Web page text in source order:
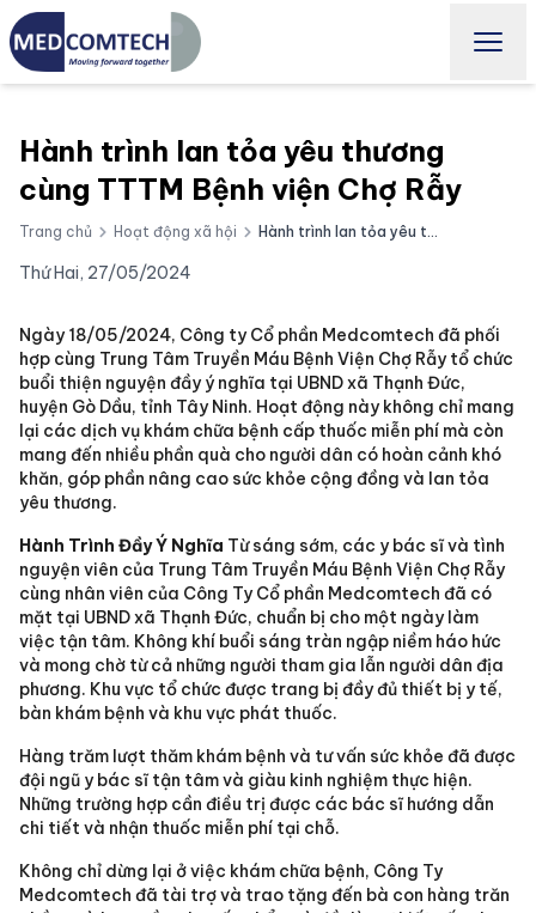
Hành trình lan tỏa yêu thương
cùng TTTM Bệnh viện Chợ Rẫy
Trang chủ Hoạt động xã hội Hành trình lan tỏa yêu thương cùng TTTM Bệnh viện Chợ Rẫy
Thứ Hai, 27/05/2024
Ngày 18/05/2024, Công ty Cổ phần Medcomtech đã phối
hợp cùng Trung Tâm Truyền Máu Bệnh Viện Chợ Rẫy tổ chức
buổi thiện nguyện đầy ý nghĩa tại UBND xã Thạnh Đức,
huyện Gò Dầu, tỉnh Tây Ninh. Hoạt động này không chỉ mang
lại các dịch vụ khám chữa bệnh cấp thuốc miễn phí mà còn
mang đến nhiều phần quà cho người dân có hoàn cảnh khó
khăn, góp phần nâng cao sức khỏe cộng đồng và lan tỏa
yêu thương.
Hành Trình Đầy Ý Nghĩa Từ sáng sớm, các y bác sĩ và tình
nguyện viên của Trung Tâm Truyền Máu Bệnh Viện Chợ Rẫy
cùng nhân viên của Công Ty Cổ phần Medcomtech đã có
mặt tại UBND xã Thạnh Đức, chuẩn bị cho một ngày làm
việc tận tâm. Không khí buổi sáng tràn ngập niềm háo hức
và mong chờ từ cả những người tham gia lẫn người dân địa
phương. Khu vực tổ chức được trang bị đầy đủ thiết bị y tế,
bàn khám bệnh và khu vực phát thuốc.
Hàng trăm lượt thăm khám bệnh và tư vấn sức khỏe đã được
đội ngũ y bác sĩ tận tâm và giàu kinh nghiệm thực hiện.
Những trường hợp cần điều trị được các bác sĩ hướng dẫn
chi tiết và nhận thuốc miễn phí tại chỗ.
Không chỉ dừng lại ở việc khám chữa bệnh, Công Ty
Medcomtech đã tài trợ và trao tặng đến bà con hàng trăn